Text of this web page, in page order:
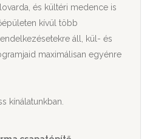
és kültéri medence is
kívül több
áll, kül- és
maximálisan egyénre
kínálatunkban.